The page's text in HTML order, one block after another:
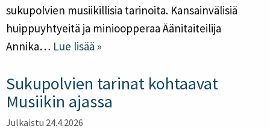
sukupolvien musiikillisia tarinoita. Kansainvälisiä
huippuyhtyeitä ja minioopperaa Äänitaiteilija
Annika… Lue lisää »
Sukupolvien tarinat kohtaavat
Musiikin ajassa
Julkaistu 24.4.2026